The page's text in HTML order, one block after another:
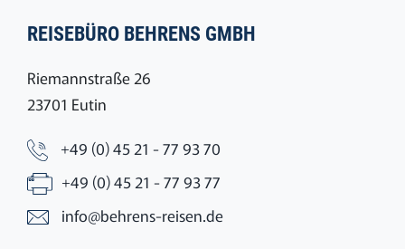
REISEBÜRO BEHRENS GMBH
Riemannstraße 26
23701 Eutin
+49 (0) 45 21 - 77 93 70
+49 (0) 45 21 - 77 93 77
info@behrens-reisen.de